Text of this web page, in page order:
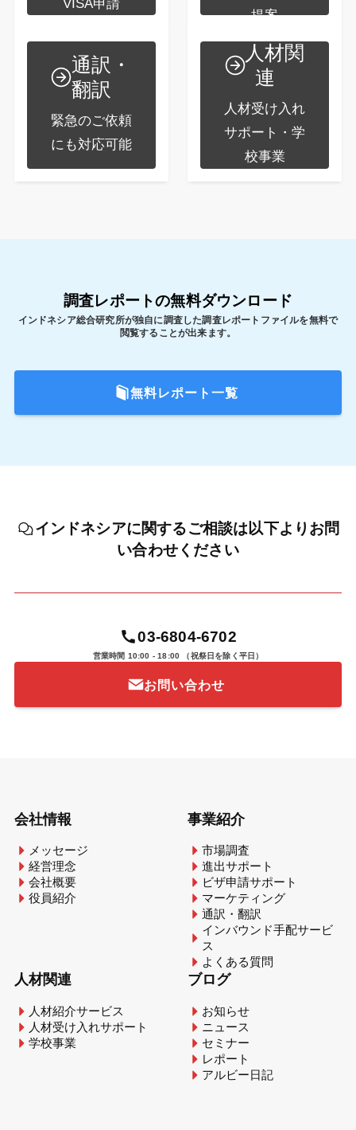
VISA申請
提案
通訳・
翻訳
緊急のご依頼
にも対応可能
人材関
連
人材受け入れ
サポート・学
校事業
調査レポートの無料ダウンロード
インドネシア総合研究所が独自に調査した調査レポートファイルを無料で
閲覧することが出来ます。
無料レポート一覧
インドネシアに関するご相談は以下よりお問
い合わせください
03-6804-6702
営業時間 10:00 - 18:00 （祝祭日を除く平日）
お問い合わせ
会社情報
メッセージ
経営理念
会社概要
役員紹介
事業紹介
市場調査
進出サポート
ビザ申請サポート
マーケティング
通訳・翻訳
インバウンド手配サービ
ス
よくある質問
人材関連
人材紹介サービス
人材受け入れサポート
学校事業
ブログ
お知らせ
ニュース
セミナー
レポート
アルビー日記